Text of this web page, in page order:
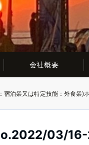
会社概要
03/16-